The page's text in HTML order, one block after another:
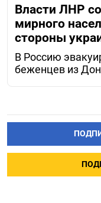
Власти ЛНР
мирного
стороны
В Россию
беженцев из